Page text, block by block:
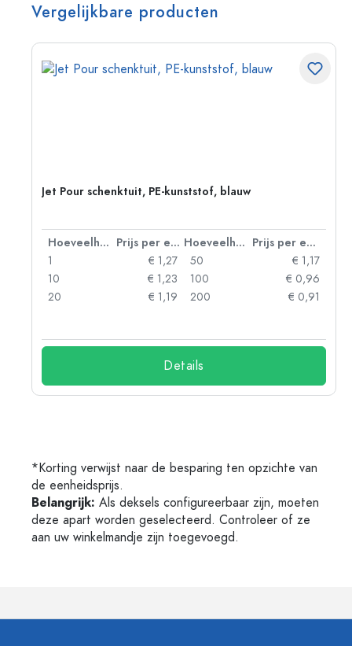
Vergelijkbare producten
Jet Pour schenktuit, PE-kunststof, blauw
Hoeveelheid Prijs per eenheid Hoeveelheid
Prijs per eenheid
1
€ 1,27
10
€ 1,23
20
€ 1,19
50
€ 1,17
100
€ 0,96
200
€ 0,91
Details
*Korting verwijst naar de besparing ten opzichte van
de eenheidsprijs.
Belangrijk: Als deksels configureerbaar zijn, moeten
deze apart worden geselecteerd. Controleer of ze
aan uw winkelmandje zijn toegevoegd.